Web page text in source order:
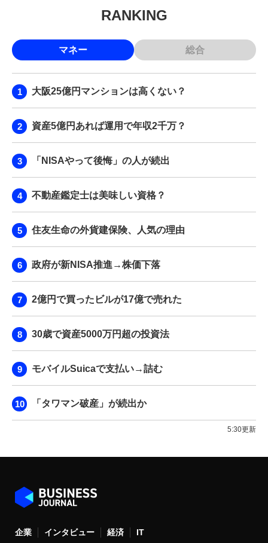
RANKING
マネー 総合
大阪25億円マンションは高くない？
資産5億円あれば運用で年収2千万？
「NISAやって後悔」の人が続出
不動産鑑定士は美味しい資格？
住友生命の外貨建保険、人気の理由
政府が新NISA推進→株価下落
2億円で買ったビルが17億で売れた
30歳で資産5000万円超の投資法
モバイルSuicaで支払い→詰む
「タワマン破産」が続出か
5:30更新
企業 インタビュー 経済 IT